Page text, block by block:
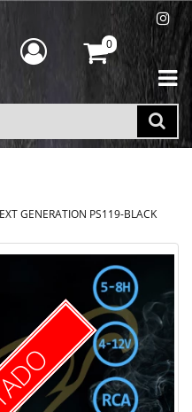
0
GENERATION PS119-BLACK